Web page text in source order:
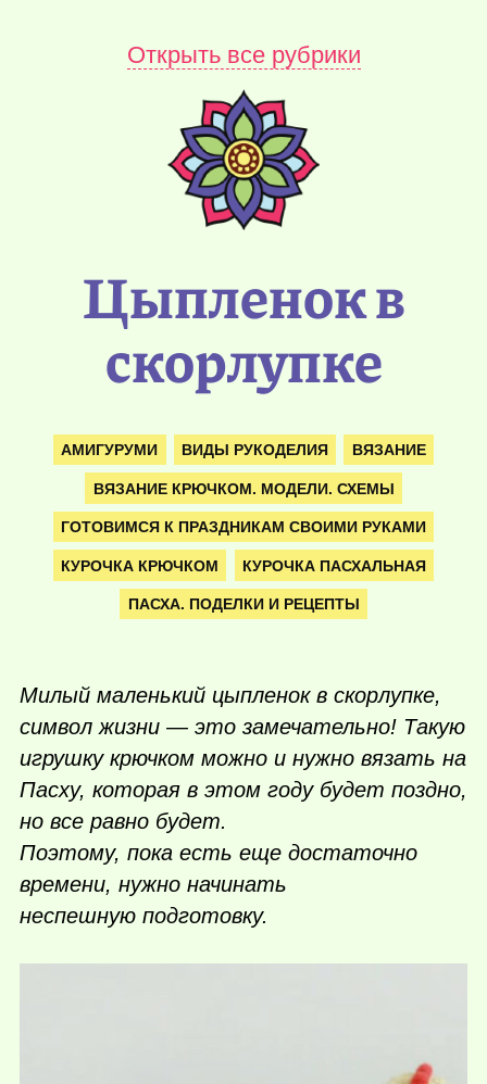
Открыть все рубрики
Цыпленок в
скорлупке
АМИГУРУМИ ВИДЫ РУКОДЕЛИЯ ВЯЗАНИЕ
ВЯЗАНИЕ КРЮЧКОМ. МОДЕЛИ. СХЕМЫ
ГОТОВИМСЯ К ПРАЗДНИКАМ СВОИМИ РУКАМИ
КУРОЧКА КРЮЧКОМ КУРОЧКА ПАСХАЛЬНАЯ
ПАСХА. ПОДЕЛКИ И РЕЦЕПТЫ
Милый маленький цыпленок в скорлупке,
символ жизни — это замечательно! Такую
игрушку крючком можно и нужно вязать на
Пасху, которая в этом году будет поздно,
но все равно будет.
Поэтому, пока есть еще достаточно
времени, нужно начинать
неспешную подготовку.